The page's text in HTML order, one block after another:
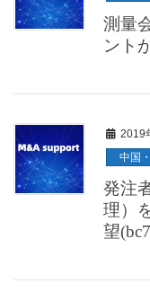
測量
ント
2019
中国
発注
理）
望